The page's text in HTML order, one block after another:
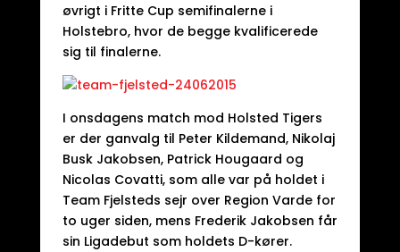
øvrigt i Fritte Cup semifinalerne i
Holstebro, hvor de begge kvalificerede
sig til finalerne.
I onsdagens match mod Holsted Tigers
er der ganvalg til Peter Kildemand, Nikolaj
Busk Jakobsen, Patrick Hougaard og
Nicolas Covatti, som alle var på holdet i
Team Fjelsteds sejr over Region Varde for
to uger siden, mens Frederik Jakobsen får
sin Ligadebut som holdets D-kører.